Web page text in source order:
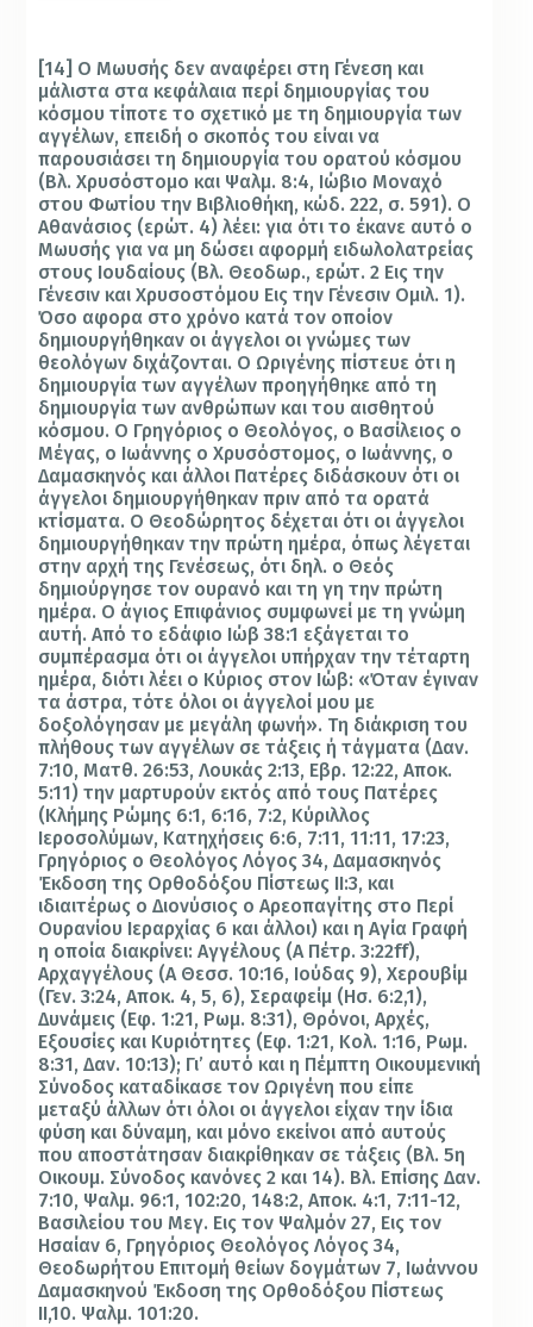
[14] Ο Μωυσής δεν αναφέρει στη Γένεση και
μάλιστα στα κεφάλαια περί δημιουργίας του
κόσμου τίποτε το σχετικό με τη δημιουργία των
αγγέλων, επειδή ο σκοπός του είναι να
παρουσιάσει τη δημιουργία του ορατού κόσμου
(Βλ. Χρυσόστομο και Ψαλμ. 8:4, Ιώβιο Μοναχό
στου Φωτίου την Βιβλιοθήκη, κώδ. 222, σ. 591). Ο
Αθανάσιος (ερώτ. 4) λέει: για ότι το έκανε αυτό ο
Μωυσής για να μη δώσει αφορμή ειδωλολατρείας
στους Ιουδαίους (Βλ. Θεοδωρ., ερώτ. 2 Εις την
Γένεσιν και Χρυσοστόμου Εις την Γένεσιν Ομιλ. 1).
Όσο αφορα στο χρόνο κατά τον οποίον
δημιουργήθηκαν οι άγγελοι οι γνώμες των
θεολόγων διχάζονται. Ο Ωριγένης πίστευε ότι η
δημιουργία των αγγέλων προηγήθηκε από τη
δημιουργία των ανθρώπων και του αισθητού
κόσμου. Ο Γρηγόριος ο Θεολόγος, ο Βασίλειος ο
Μέγας, ο Ιωάννης ο Χρυσόστομος, ο Ιωάννης, ο
Δαμασκηνός και άλλοι Πατέρες διδάσκουν ότι οι
άγγελοι δημιουργήθηκαν πριν από τα ορατά
κτίσματα. Ο Θεοδώρητος δέχεται ότι οι άγγελοι
δημιουργήθηκαν την πρώτη ημέρα, όπως λέγεται
στην αρχή της Γενέσεως, ότι δηλ. ο Θεός
δημιούργησε τον ουρανό και τη γη την πρώτη
ημέρα. Ο άγιος Επιφάνιος συμφωνεί με τη γνώμη
αυτή. Από το εδάφιο Ιώβ 38:1 εξάγεται το
συμπέρασμα ότι οι άγγελοι υπήρχαν την τέταρτη
ημέρα, διότι λέει ο Κύριος στον Ιώβ: «Όταν έγιναν
τα άστρα, τότε όλοι οι άγγελοί μου με
δοξολόγησαν με μεγάλη φωνή». Τη διάκριση του
πλήθους των αγγέλων σε τάξεις ή τάγματα (Δαν.
7:10, Ματθ. 26:53, Λουκάς 2:13, Εβρ. 12:22, Αποκ.
5:11) την μαρτυρούν εκτός από τους Πατέρες
(Κλήμης Ρώμης 6:1, 6:16, 7:2, Κύριλλος
Ιεροσολύμων, Κατηχήσεις 6:6, 7:11, 11:11, 17:23,
Γρηγόριος ο Θεολόγος Λόγος 34, Δαμασκηνός
Έκδοση της Ορθοδόξου Πίστεως II:3, και
ιδιαιτέρως ο Διονύσιος ο Αρεοπαγίτης στο Περί
Ουρανίου Ιεραρχίας 6 και άλλοι) και η Αγία Γραφή
η οποία διακρίνει: Αγγέλους (Α Πέτρ. 3:22ff),
Αρχαγγέλους (Α Θεσσ. 10:16, Ιούδας 9), Χερουβίμ
(Γεν. 3:24, Αποκ. 4, 5, 6), Σεραφείμ (Ησ. 6:2,1),
Δυνάμεις (Εφ. 1:21, Ρωμ. 8:31), Θρόνοι, Αρχές,
Εξουσίες και Κυριότητες (Εφ. 1:21, Κολ. 1:16, Ρωμ.
8:31, Δαν. 10:13); Γι’ αυτό και η Πέμπτη Οικουμενική
Σύνοδος καταδίκασε τον Ωριγένη που είπε
μεταξύ άλλων ότι όλοι οι άγγελοι είχαν την ίδια
φύση και δύναμη, και μόνο εκείνοι από αυτούς
που αποστάτησαν διακρίθηκαν σε τάξεις (Βλ. 5η
Οικουμ. Σύνοδος κανόνες 2 και 14). Βλ. Επίσης Δαν.
7:10, Ψαλμ. 96:1, 102:20, 148:2, Αποκ. 4:1, 7:11-12,
Βασιλείου του Μεγ. Εις τον Ψαλμόν 27, Εις τον
Ησαίαν 6, Γρηγόριος Θεολόγος Λόγος 34,
Θεοδωρήτου Επιτομή θείων δογμάτων 7, Ιωάννου
Δαμασκηνού Έκδοση της Ορθοδόξου Πίστεως
ΙΙ,10. Ψαλμ. 101:20.